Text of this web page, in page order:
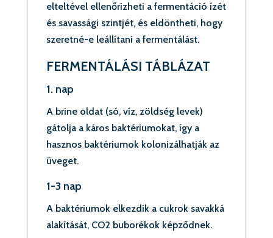
elteltével ellenőrizheti a fermentáció ízét
és savassági szintjét, és eldöntheti, hogy
szeretné-e leállítani a fermentálást.
FERMENTÁLÁSI TÁBLÁZAT
1. nap
A brine oldat (só, víz, zöldség levek)
gátolja a káros baktériumokat, így a
hasznos baktériumok kolonizálhatják az
üveget.
1-3 nap
A baktériumok elkezdik a cukrok savakká
alakítását, CO2 buborékok képződnek.